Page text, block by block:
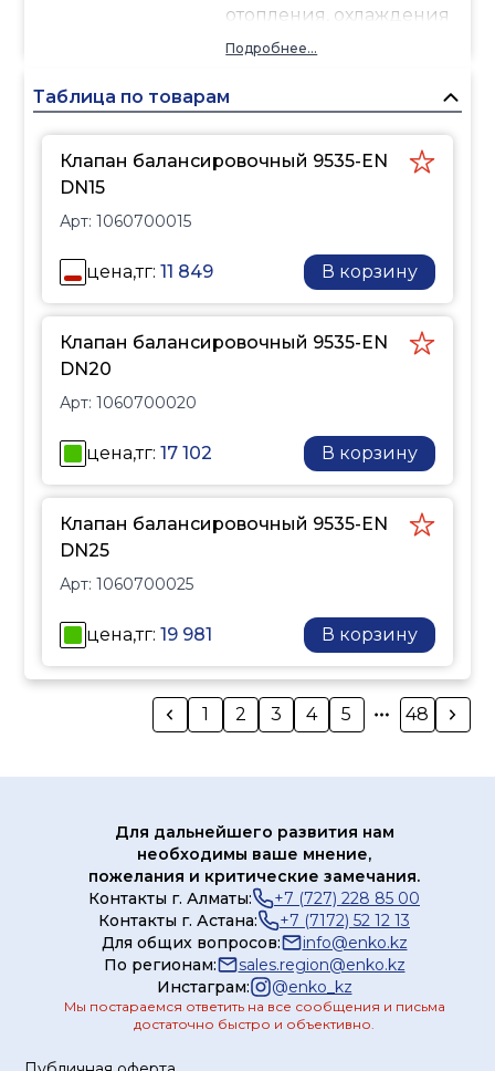
отопления, охлаждения
и горячего
Обеспечивает
ограничение расхода
теплоносителя,
встроенные
измерительные
ниппели и выполнять
сервисное перекрытие
изготовлен из
высококачественной
коррозии и вымыванию
эксплуатацию в
инженерных системах
различного назначения.
Конструкция с
переменным проходным
маховик позволяет
быстро выполнять
регулировку и
фиксацию параметров.
Клапан 9535-EN
применяется в
радиаторных системах,
стояках отопления,
Подробнее...
Таблица по товарам
Клапан балансировочный 9535-EN
DN15
Арт:1060700015
цена,тг:11 849 В корзину
Клапан балансировочный 9535-EN
DN20
Арт:1060700020
цена,тг:17 102 В корзину
Клапан балансировочный 9535-EN
DN25
Арт:1060700025
цена,тг:19 981 В корзину
1 2 3 4 5 48
Для дальнейшего развития нам
необходимы ваше мнение,
пожелания и критические замечания.
Контакты г. Алматы:
+7 (727) 228 85 00
Контакты г. Астана:
+7 (7172) 52 12 13
Для общих вопросов:
info@enko.kz
По регионам:
sales.region@enko.kz
Инстаграм:
@enko_kz
Мы постараемся ответить на все сообщения и письма
достаточно быстро и объективно.